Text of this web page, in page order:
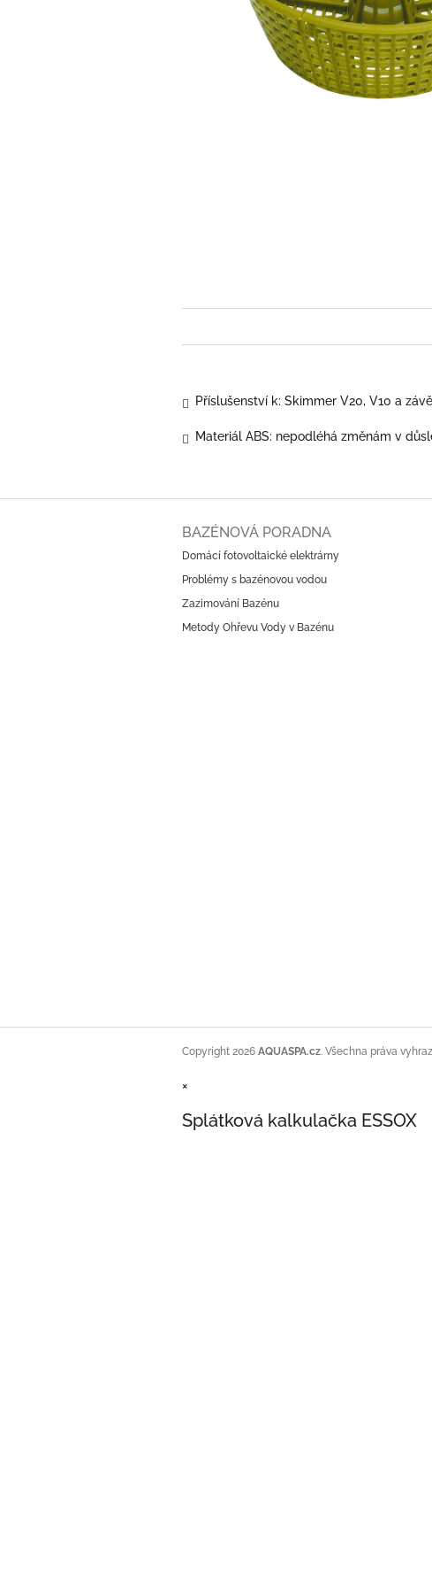
Příslušenství k: Skimmer V20, V10 a
Materiál ABS: nepodléhá změnám v
BAZÉNOVÁ PORADNA
Domácí fotovoltaické elektrárny
Problémy s bazénovou vodou
Zazimování Bazénu
Metody Ohřevu Vody v Bazénu
Copyright 2026 AQUASPA.cz. Všechna práva
×
Splátková kalkulačka ESSOX